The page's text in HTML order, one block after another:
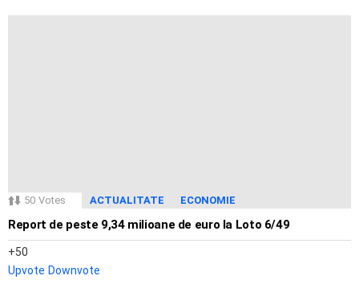
50 Votes ACTUALITATE ECONOMIE
Report de peste 9,34 milioane de euro la Loto 6/49
50
Upvote Downvote